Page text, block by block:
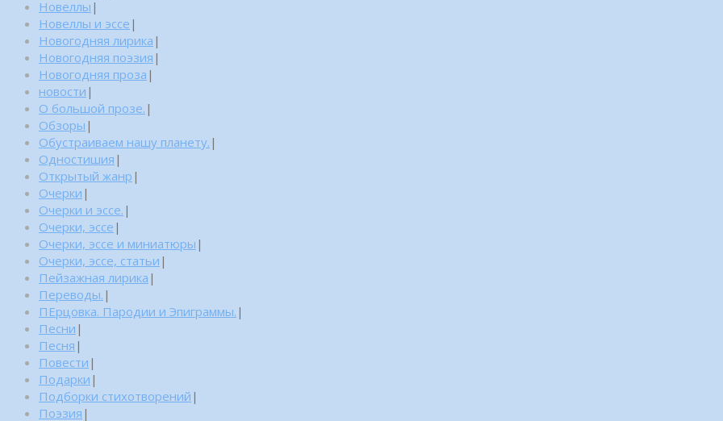
Новеллы |
Новеллы и эссе |
Новогодняя лирика |
Новогодняя поэзия |
Новогодняя проза |
новости |
О большой прозе. |
Обзоры |
Обустраиваем нашу планету. |
Одностишия |
Открытый жанр |
Очерки |
Очерки и эссе. |
Очерки, эссе |
Очерки, эссе и миниатюры |
Очерки, эссе, статьи |
Пейзажная лирика |
Переводы. |
ПЕрцовка. Пародии и Эпиграммы. |
Песни |
Песня |
Повести |
Подарки |
Подборки стихотворений |
Поэзия |